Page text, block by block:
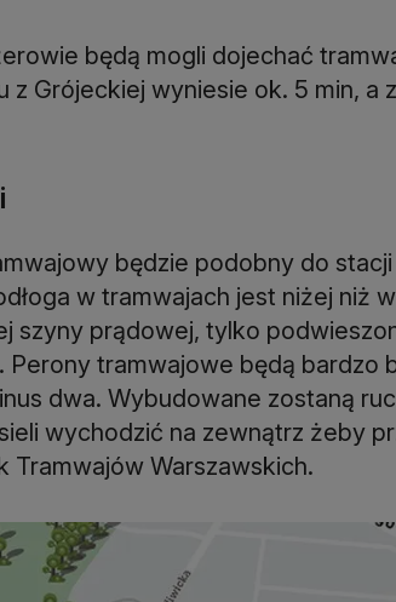
będą mogli dojechać
z Grójeckiej wyniesie ok. 5 min, a
będzie podobny do
w tramwajach jest niżej niż
szyny prądowej, tylko
Perony tramwajowe będą bardzo
dwa. Wybudowane zostaną
wychodzić na zewnątrz żeby
Tramwajów Warszawskich.